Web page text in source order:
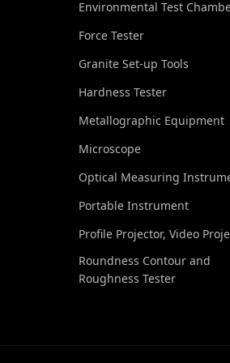
Environmental Test
Force Tester
Granite Set-up Tools
Hardness Tester
Metallographic Equipment
Microscope
Optical Measuring
Portable Instrument
Profile Projector, Video
Roundness Contour and
Roughness Tester